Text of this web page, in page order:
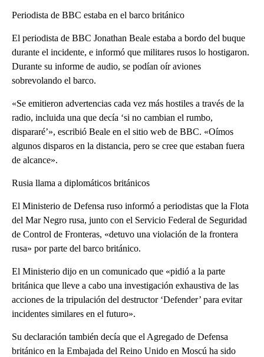
Periodista de BBC estaba en el barco británico
El periodista de BBC Jonathan Beale estaba a bordo del buque
durante el incidente, e informó que militares rusos lo hostigaron.
Durante su informe de audio, se podían oír aviones
sobrevolando el barco.
«Se emitieron advertencias cada vez más hostiles a través de la
radio, incluida una que decía ‘si no cambian el rumbo,
dispararé’», escribió Beale en el sitio web de BBC. «Oímos
algunos disparos en la distancia, pero se cree que estaban fuera
de alcance».
Rusia llama a diplomáticos británicos
El Ministerio de Defensa ruso informó a periodistas que la Flota
del Mar Negro rusa, junto con el Servicio Federal de Seguridad
de Control de Fronteras, «detuvo una violación de la frontera
rusa» por parte del barco británico.
El Ministerio dijo en un comunicado que «pidió a la parte
británica que lleve a cabo una investigación exhaustiva de las
acciones de la tripulación del destructor ‘Defender’ para evitar
incidentes similares en el futuro».
Su declaración también decía que el Agregado de Defensa
británico en la Embajada del Reino Unido en Moscú ha sido